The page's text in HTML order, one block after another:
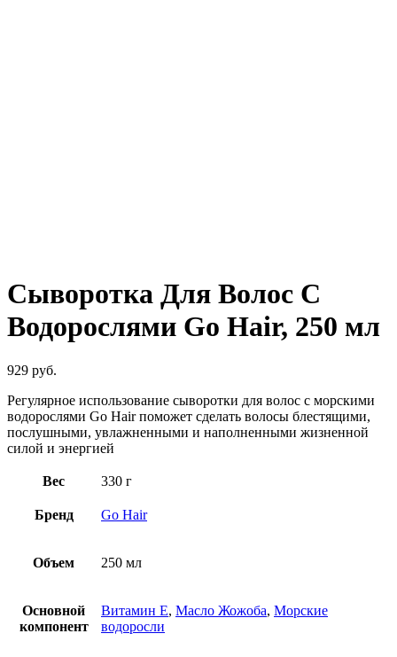
Сыворотка Для Волос С
Водорослями Go Hair, 250 мл
929 руб.
Регулярное использование сыворотки для волос с морскими
водорослями Go Hair поможет сделать волосы блестящими,
послушными, увлажненными и наполненными жизненной
силой и энергией
Вес 330 г
Бренд Go Hair
Объем 250 мл
Основной
компонент
Витамин E, Масло Жожоба, Морские
водоросли